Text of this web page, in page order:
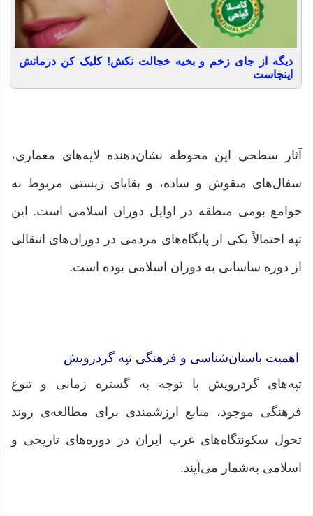
دیگه از جای زخم و بخیه خجالت نکش! کلیک کن درمانش
اینجاست
آثار سطحی این محوطه نشان‌دهنده لایه‌های معماری،
سفال‌های منقوش و ساده، و بقایای زیستی مربوط به
جوامع بومی منطقه در اوایل دوران اسلامی است. این
تپه احتمالاً یکی از پایگاه‌های مردمی در دوران‌های انتقالی
از دوره ساسانی به دوران اسلامی بوده است.
اهمیت باستان‌شناسی و فرهنگی تپه گردرویش
تپه‌های گردرویش با توجه به گستره زمانی و تنوع
فرهنگی موجود، منابع ارزشمندی برای مطالعه‌ی روند
تحول سکونتگاه‌های غرب ایران در دوره‌های تاریخی و
اسلامی به‌شمار می‌آیند.